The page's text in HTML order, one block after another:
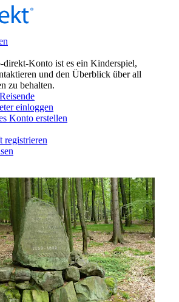
direkt-Konto ist es ein Kinderspiel,
und den Überblick über all
zu behalten.
einloggen
Konto erstellen
registrieren